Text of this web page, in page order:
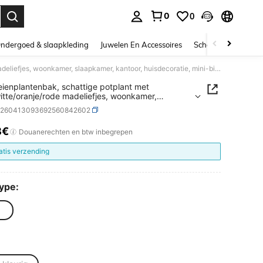
0 0
& slaapkleding Juwelen En Accessoires Schoonheid &
Aardbeienplantenbak, schattige potplant met roze/witte/oranje/rode madeliefjes, woonkamer, slaapkamer, kantoor, huisdecoratie, mini-binnenvase, creatief cadeau voor tuinliefhebbers
schattige potplant met
oranje/rode madeliefjes, woonkamer,
kantoor, huisdecoratie, mini-binnenvase,
cadeau voor tuinliefhebbers
AND AVAILABILITY
Douanerechten en btw inbegrepen
verzending